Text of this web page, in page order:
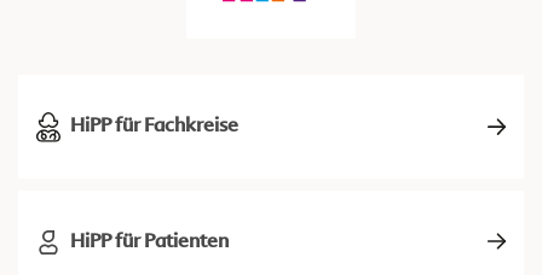
HiPP für Fachkreise
HiPP für Patienten